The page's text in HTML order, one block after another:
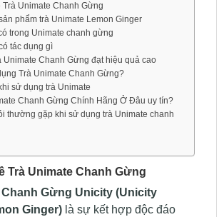
Unimate Chanh Gừng
phẩm trà Unimate Lemon Ginger
trong Unimate chanh gừng
tác dụng gì
Unimate Chanh Gừng đạt hiệu quả cao
Trà Unimate Chanh Gừng?
sử dụng trà Unimate
Chanh Gừng Chính Hãng Ở Đâu uy tín?
thường gặp khi sử dụng trà Unimate chanh
Trà Unimate Chanh Gừng
Chanh Gừng Unicity (Unicity
Ginger)là sự kết hợp độc đáo